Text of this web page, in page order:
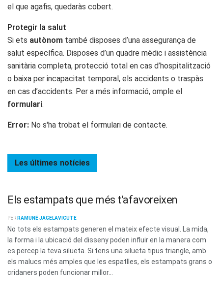
el que agafis, quedaràs cobert.
Protegir la salut
Si ets autònom també disposes d’una assegurança de
salut específica. Disposes d’un quadre mèdic i assistència
sanitària completa, protecció total en cas d’hospitalització
o baixa per incapacitat temporal, els accidents o traspàs
en cas d’accidents. Per a més informació, omple el
formulari.
Error: No s'ha trobat el formulari de contacte.
Les últimes notícies
Els estampats que més t’afavoreixen
PER RAMUNÉ JAGELAVICUTE
No tots els estampats generen el mateix efecte visual. La mida,
la forma i la ubicació del disseny poden influir en la manera com
es percep la teva silueta. Si tens una silueta tipus triangle, amb
els malucs més amples que les espatlles, els estampats grans o
cridaners poden funcionar millor...